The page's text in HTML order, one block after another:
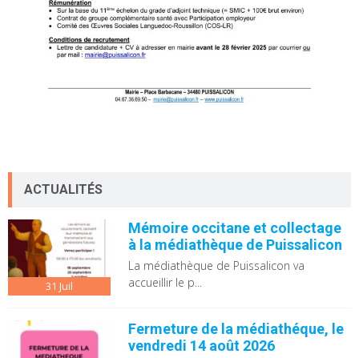
ACTUALITÉS
31 Juil
Mémoire occitane et collectage
à la médiathèque de Puissalicon
La médiathèque de Puissalicon va
accueillir le p...
Fermeture de la médiathéque, le
vendredi 14 août 2026